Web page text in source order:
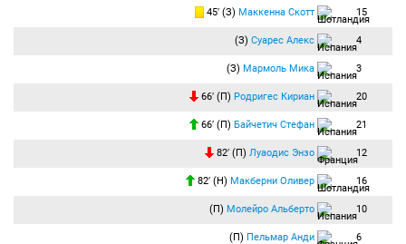
45′ (З) Маккенна Скотт 15
(З) Суарес Алекс 4
(З) Мармоль Мика 3
66′ (П) Родригес Кириан 20
66′ (П) Байчетич Стефан 21
82′ (П) Луаодис Энзо 12
82′ (Н) Макберни Оливер 16
(П) Молейро Альберто 10
(П) Пельмар Анди 6